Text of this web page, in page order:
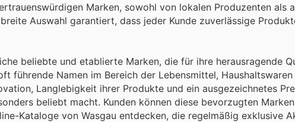
Marken, sowohl von lokalen Produzenten als
Auswahl garantiert, dass jeder Kunde zuverlässige
beliebte und etablierte Marken, die für ihre herausragende
führende Namen im Bereich der Lebensmittel,
Langlebigkeit ihrer Produkte und ein ausgezeichnetes
beliebt macht. Kunden können diese bevorzugten
Kataloge von Wasgau entdecken, die regelmäßig exklusive